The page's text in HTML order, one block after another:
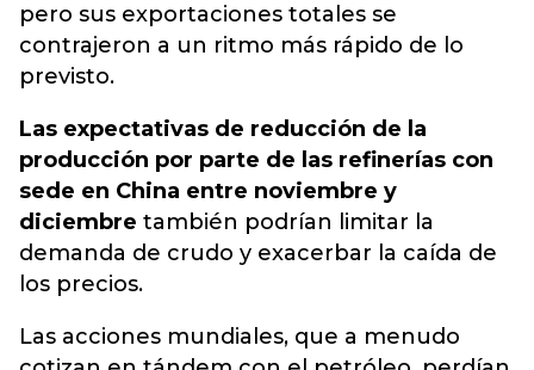
pero sus exportaciones totales se
contrajeron a un ritmo más rápido de lo
previsto.
Las expectativas de reducción de la
producción por parte de las refinerías con
sede en China entre noviembre y
diciembre también podrían limitar la
demanda de crudo y exacerbar la caída de
los precios.
Las acciones mundiales, que a menudo